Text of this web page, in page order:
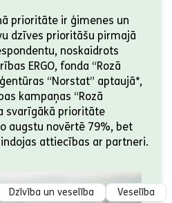
prioritāte ir ģimenes un
dzīves prioritāšu pirmajā
noskaidrots
ERGO, fonda “Rozā
“Norstat” aptaujā*,
kampaņas “Rozā
svarīgākā prioritāte
augstu novērtē 79%, bet
attiecības ar partneri.
Dzīvība un veselība Veselība